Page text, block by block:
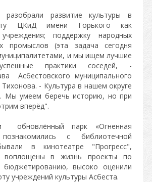
развитие культуры в
ЦКиД имени Горького как
поддержку народных
промыслов (эта задача сегодня
и мы ищем лучшие
практики соседей, -
Асбестовского муниципального
- Культура в нашем округе
Мы умеем беречь историю, но при
вперёд".
обновлённый парк «Огненная
с библиотечной
в кинотеатре "Прогресс",
воплощены в жизнь проекты по
бюджетированию, высоко оценили
учреждений культуры Асбеста.